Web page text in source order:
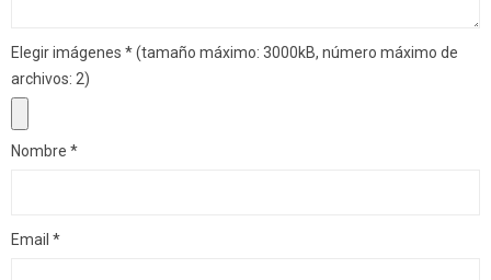
Elegir imágenes *(tamaño máximo: 3000kB, número máximo de
archivos: 2)
Nombre *
Email *